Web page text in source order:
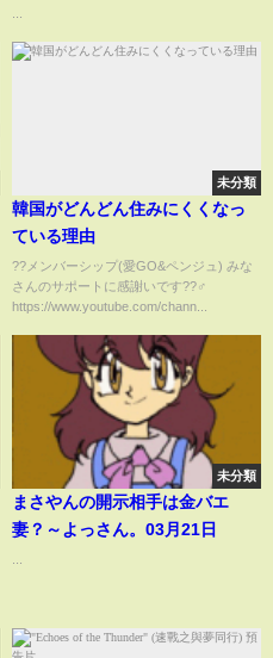
未分類
韓国がどんどん住みにくくなっ
ている理由
??メンバーシップ(愛GO&ペンジュ) みな
さんのサポートに感謝いです??‍♂️
https://www.youtube.com/chann...
未分類
まさやんの開示相手は金バエ
妻？～よっさん。03月21日